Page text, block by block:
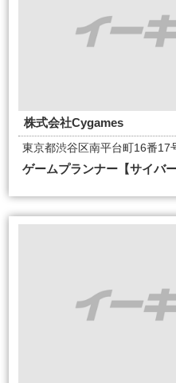
株式会社Cygames
東京都渋谷区南平台町16番17
ゲームプランナー【サイバ